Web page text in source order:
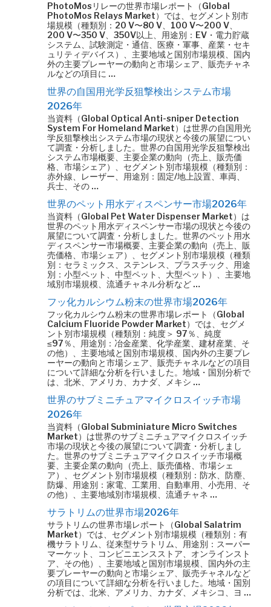
PhotoMosリレーの世界市場レポート（Global
PhotoMos Relays Market）では、セグメント別市
場規模（種類別：20 V〜80 V、100 V〜200 V、
200 V〜350 V、350V以上、用途別：EV・電力貯蔵
システム、試験測定・通信、医療・軍事、産業・セキ
ュリティデバイス）、主要地域と国別市場規模、国内
外の主要プレーヤーの動向と市場シェア、販売チャネ
ルなどの項目に …
世界の自国用光学反狙撃検出システム市場
2026年
当資料（Global Optical Anti-sniper Detection
System For Homeland Market）は世界の自国用光
学反狙撃検出システム市場の現状と今後の展望につい
て調査・分析しました。世界の自国用光学反狙撃検出
システム市場概要、主要企業の動向（売上、販売価
格、市場シェア）、セグメント別市場規模（種類別：
赤外線、レーザー、用途別：固定/地上設置、車両、
兵士、その …
世界のペット用水ディスペンサー市場2026年
当資料（Global Pet Water Dispenser Market）は
世界のペット用水ディスペンサー市場の現状と今後の
展望について調査・分析しました。世界のペット用水
ディスペンサー市場概要、主要企業の動向（売上、販
売価格、市場シェア）、セグメント別市場規模（種類
別：セラミックス、ステンレス、プラスチック、用途
別：小型ペット、中型ペット、大型ペット）、主要地
域別市場規模、流通チャネル分析など …
フッ化カルシウム粉末の世界市場2026年
フッ化カルシウム粉末の世界市場レポート（Global
Calcium Fluoride Powder Market）では、セグメ
ント別市場規模（種類別：純度＞ 97％、純度
≤97％、用途別：冶金産業、化学産業、建材産業、そ
の他）、主要地域と国別市場規模、国内外の主要プレ
ーヤーの動向と市場シェア、販売チャネルなどの項目
について詳細な分析を行いました。地域・国別分析で
は、北米、アメリカ、カナダ、メキシ …
世界のサブミニチュアマイクロスイッチ市場
2026年
当資料（Global Subminiature Micro Switches
Market）は世界のサブミニチュアマイクロスイッチ
市場の現状と今後の展望について調査・分析しまし
た。世界のサブミニチュアマイクロスイッチ市場概
要、主要企業の動向（売上、販売価格、市場シェ
ア）、セグメント別市場規模（種類別：防水、防塵、
防爆、用途別：家電、工業用、自動車用、小売用、そ
の他）、主要地域別市場規模、流通チャネ …
サラトリムの世界市場2026年
サラトリムの世界市場レポート（Global Salatrim
Market）では、セグメント別市場規模（種類別：有
機サラトリム、従来型サラトリム、用途別：スーパー
マーケット、コンビニエンスストア、オンラインスト
ア、その他）、主要地域と国別市場規模、国内外の主
要プレーヤーの動向と市場シェア、販売チャネルなど
の項目について詳細な分析を行いました。地域・国別
分析では、北米、アメリカ、カナダ、メキシコ、ヨ …